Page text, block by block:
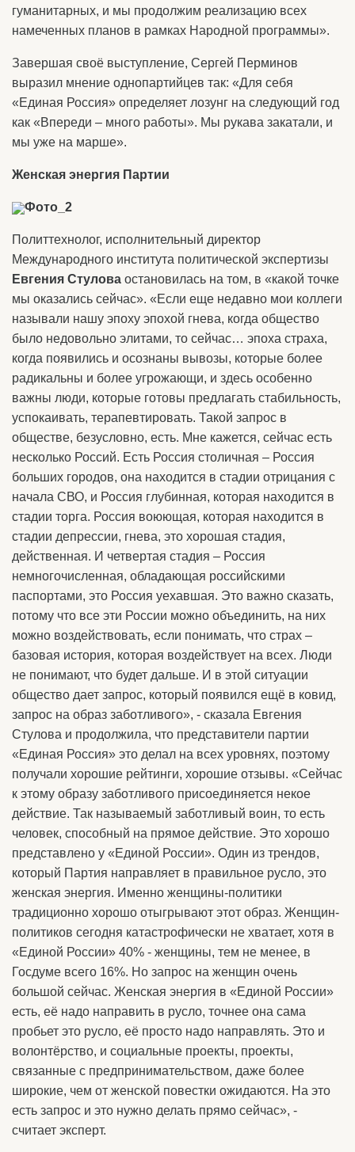
гуманитарных, и мы продолжим реализацию всех
намеченных планов в рамках Народной программы».
Завершая своё выступление, Сергей Перминов
выразил мнение однопартийцев так: «Для себя
«Единая Россия» определяет лозунг на следующий год
как «Впереди – много работы». Мы рукава закатали, и
мы уже на марше».
Женская энергия Партии
Фото_2
Политтехнолог, исполнительный директор
Международного института политической экспертизы
Евгения Стулова остановилась на том, в «какой точке
мы оказались сейчас». «Если еще недавно мои коллеги
называли нашу эпоху эпохой гнева, когда общество
было недовольно элитами, то сейчас… эпоха страха,
когда появились и осознаны вывозы, которые более
радикальны и более угрожающи, и здесь особенно
важны люди, которые готовы предлагать стабильность,
успокаивать, терапевтировать. Такой запрос в
обществе, безусловно, есть. Мне кажется, сейчас есть
несколько Россий. Есть Россия столичная – Россия
больших городов, она находится в стадии отрицания с
начала СВО, и Россия глубинная, которая находится в
стадии торга. Россия воюющая, которая находится в
стадии депрессии, гнева, это хорошая стадия,
действенная. И четвертая стадия – Россия
немногочисленная, обладающая российскими
паспортами, это Россия уехавшая. Это важно сказать,
потому что все эти России можно объединить, на них
можно воздействовать, если понимать, что страх –
базовая история, которая воздействует на всех. Люди
не понимают, что будет дальше. И в этой ситуации
общество дает запрос, который появился ещё в ковид,
запрос на образ заботливого», - сказала Евгения
Стулова и продолжила, что представители партии
«Единая Россия» это делал на всех уровнях, поэтому
получали хорошие рейтинги, хорошие отзывы. «Сейчас
к этому образу заботливого присоединяется некое
действие. Так называемый заботливый воин, то есть
человек, способный на прямое действие. Это хорошо
представлено у «Единой России». Один из трендов,
который Партия направляет в правильное русло, это
женская энергия. Именно женщины-политики
традиционно хорошо отыгрывают этот образ. Женщин-
политиков сегодня катастрофически не хватает, хотя в
«Единой России» 40% - женщины, тем не менее, в
Госдуме всего 16%. Но запрос на женщин очень
большой сейчас. Женская энергия в «Единой России»
есть, её надо направить в русло, точнее она сама
пробьет это русло, её просто надо направлять. Это и
волонтёрство, и социальные проекты, проекты,
связанные с предпринимательством, даже более
широкие, чем от женской повестки ожидаются. На это
есть запрос и это нужно делать прямо сейчас», -
считает эксперт.